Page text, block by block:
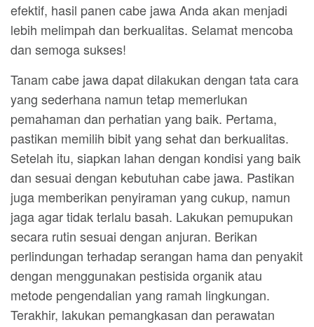
efektif, hasil panen cabe jawa Anda akan menjadi
lebih melimpah dan berkualitas. Selamat mencoba
dan semoga sukses!
Tanam cabe jawa dapat dilakukan dengan tata cara
yang sederhana namun tetap memerlukan
pemahaman dan perhatian yang baik. Pertama,
pastikan memilih bibit yang sehat dan berkualitas.
Setelah itu, siapkan lahan dengan kondisi yang baik
dan sesuai dengan kebutuhan cabe jawa. Pastikan
juga memberikan penyiraman yang cukup, namun
jaga agar tidak terlalu basah. Lakukan pemupukan
secara rutin sesuai dengan anjuran. Berikan
perlindungan terhadap serangan hama dan penyakit
dengan menggunakan pestisida organik atau
metode pengendalian yang ramah lingkungan.
Terakhir, lakukan pemangkasan dan perawatan